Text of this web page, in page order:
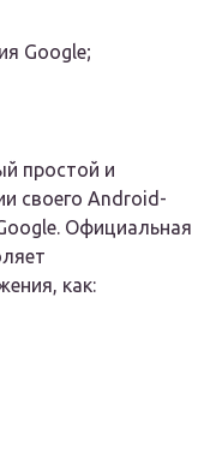
Google;
простой и
своего Android-
Официальная
как: